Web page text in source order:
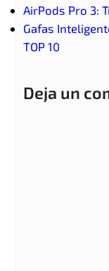
AirPods Pro 3:
Gafas
TOP 10
Deja un